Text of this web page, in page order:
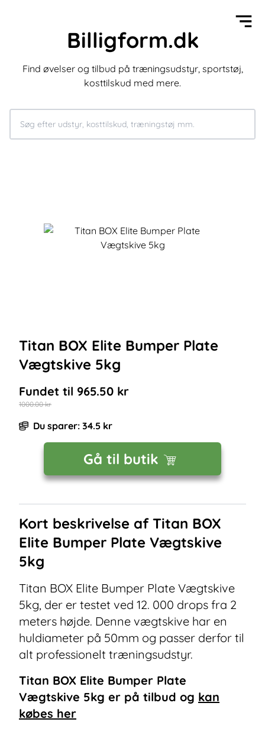
Billigform.dk
Find øvelser og tilbud på træningsudstyr, sportstøj,
kosttilskud med mere.
Titan BOX Elite Bumper Plate
Vægtskive 5kg
Fundet til 965.50 kr
1000.00kr
Du sparer: 34.5 kr
Gå til butik
Kort beskrivelse af Titan BOX
Elite Bumper Plate Vægtskive
5kg
Titan BOX Elite Bumper Plate Vægtskive
5kg, der er testet ved 12. 000 drops fra 2
meters højde. Denne vægtskive har en
huldiameter på 50mm og passer derfor til
alt professionelt træningsudstyr.
Titan BOX Elite Bumper Plate
Vægtskive 5kg er på tilbud og kan
købes her